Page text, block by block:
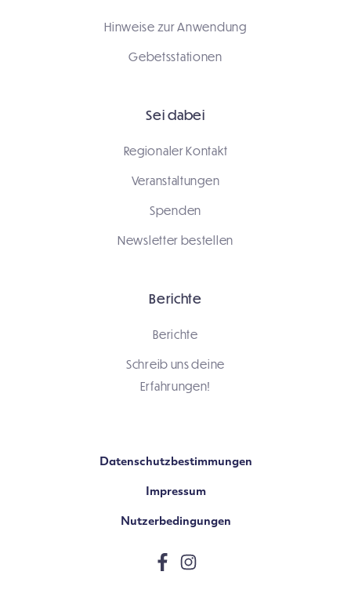
Hinweise zur Anwendung
Gebetsstationen
Sei dabei
Regionaler Kontakt
Veranstaltungen
Spenden
Newsletter bestellen
Berichte
Berichte
Schreib uns deine
Erfahrungen!
Datenschutzbestimmungen
Impressum
Nutzerbedingungen